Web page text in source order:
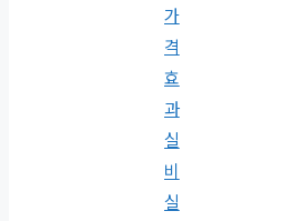
가
격
효
과
실
비
실